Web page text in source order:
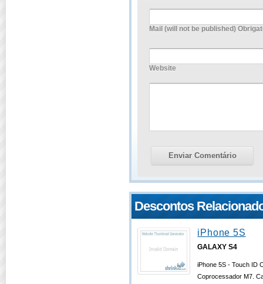
Mail (will not be published)
Website
Descontos
iPhone 5S
GALAXY S4
iPhone 5S - Touch ID
Coprocessador M7.